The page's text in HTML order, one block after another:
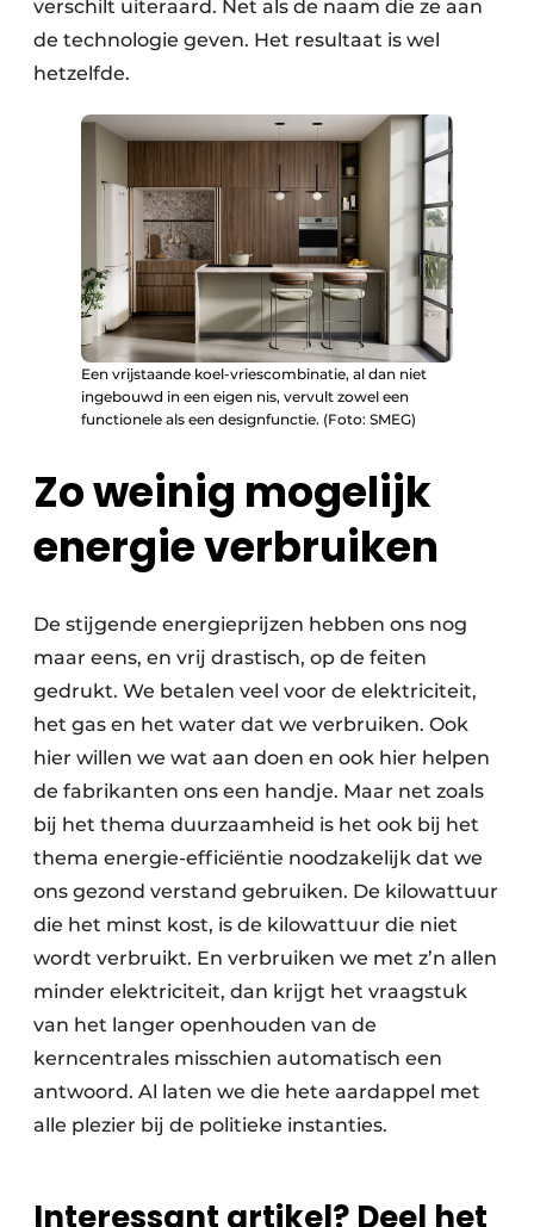
verschilt uiteraard. Net als de naam die ze aan
de technologie geven. Het resultaat is wel
hetzelfde.
Een vrijstaande koel-vriescombinatie, al dan niet
ingebouwd in een eigen nis, vervult zowel een
functionele als een designfunctie. (Foto: SMEG)
Zo weinig mogelijk
energie verbruiken
De stijgende energieprijzen hebben ons nog
maar eens, en vrij drastisch, op de feiten
gedrukt. We betalen veel voor de elektriciteit,
het gas en het water dat we verbruiken. Ook
hier willen we wat aan doen en ook hier helpen
de fabrikanten ons een handje. Maar net zoals
bij het thema duurzaamheid is het ook bij het
thema energie-efficiëntie noodzakelijk dat we
ons gezond verstand gebruiken. De kilowattuur
die het minst kost, is de kilowattuur die niet
wordt verbruikt. En verbruiken we met z’n allen
minder elektriciteit, dan krijgt het vraagstuk
van het langer openhouden van de
kerncentrales misschien automatisch een
antwoord. Al laten we die hete aardappel met
alle plezier bij de politieke instanties.
Interessant artikel? Deel het